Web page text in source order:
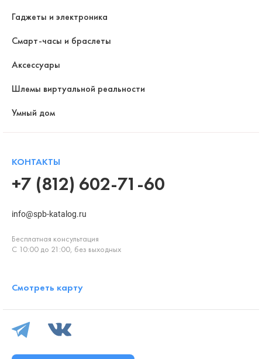
Гаджеты и электроника
Смарт-часы и браслеты
Аксессуары
Шлемы виртуальной реальности
Умный дом
КОНТАКТЫ
+7 (812) 602-71-60
info@spb-katalog.ru
Бесплатная консультация
С 10:00 до 21:00, без выходных
Смотреть карту